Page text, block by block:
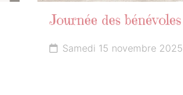
Journée des bénévoles
Samedi 15 novembre 2025